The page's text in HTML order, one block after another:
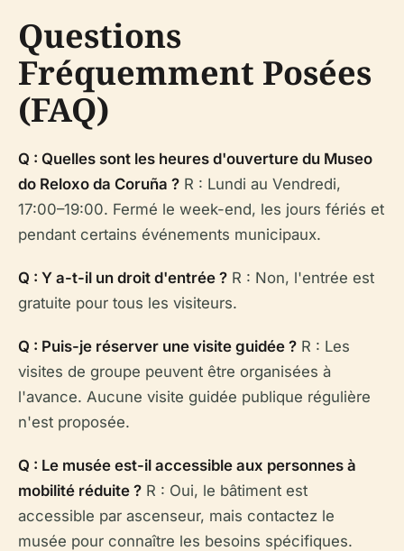
Questions
Fréquemment Posées
(FAQ)
Q : Quelles sont les heures d'ouverture du Museo
do Reloxo da Coruña ? R : Lundi au Vendredi,
17:00–19:00. Fermé le week-end, les jours fériés et
pendant certains événements municipaux.
Q : Y a-t-il un droit d'entrée ? R : Non, l'entrée est
gratuite pour tous les visiteurs.
Q : Puis-je réserver une visite guidée ? R : Les
visites de groupe peuvent être organisées à
l'avance. Aucune visite guidée publique régulière
n'est proposée.
Q : Le musée est-il accessible aux personnes à
mobilité réduite ? R : Oui, le bâtiment est
accessible par ascenseur, mais contactez le
musée pour connaître les besoins spécifiques.